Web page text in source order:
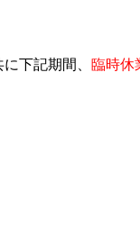
下記期間、 臨時休